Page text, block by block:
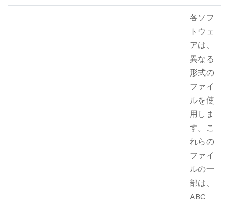
各ソフ
トウェ
アは、
異なる
形式の
ファイ
ルを使
用しま
す。こ
れらの
ファイ
ルの一
部は、
ABC